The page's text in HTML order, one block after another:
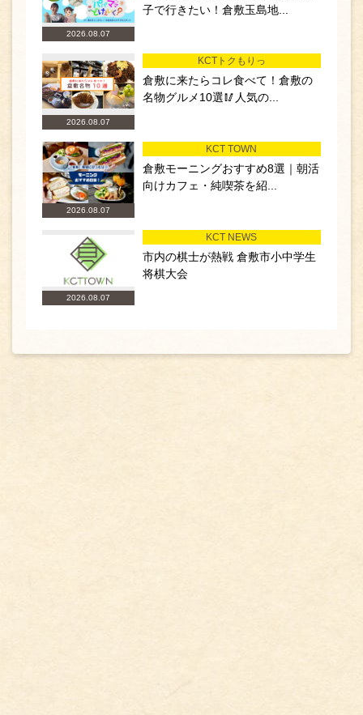
2026.08.07
子で行きたい！倉敷玉島地...
2026.08.07
KCTトクもりっ
倉敷に来たらコレ食べて！倉敷の
名物グルメ10選🥢人気の...
2026.08.07
KCT TOWN
倉敷モーニングおすすめ8選｜朝活
向けカフェ・純喫茶を紹...
2026.08.07
KCT NEWS
市内の棋士が熱戦 倉敷市小中学生
将棋大会